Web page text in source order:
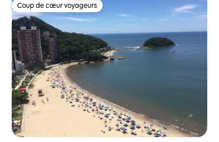
Coup de cœur voyageurs
Coup de cœur voyageurs